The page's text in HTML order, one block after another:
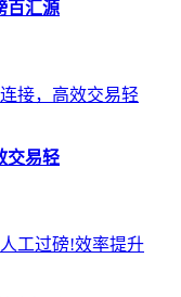
百汇源
交易轻